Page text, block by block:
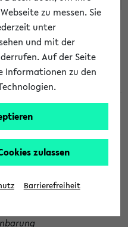
Veranstalter ist unbedingt
zu messen. Sie
unter
und mit der
Auf der Seite
Informationen zu den
zulassen
Barrierefreiheit